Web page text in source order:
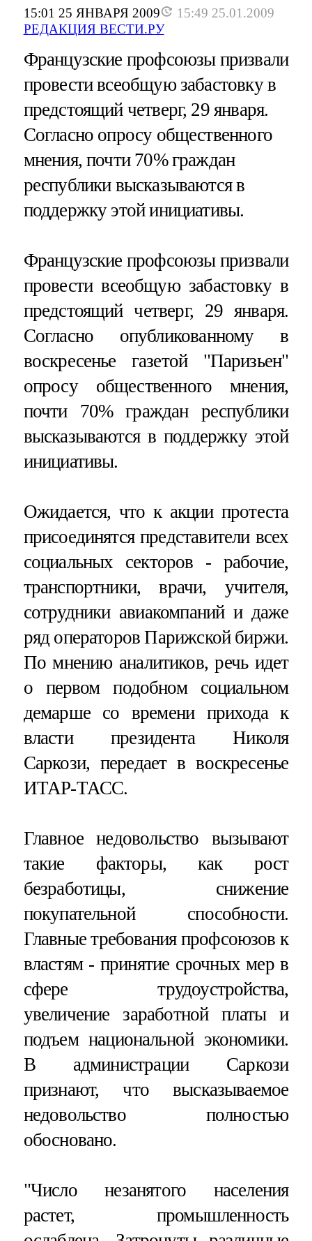
15:01 25 ЯНВАРЯ 2009
15:49 25.01.2009
РЕДАКЦИЯ ВЕСТИ.РУ
Французские профсоюзы призвали
провести всеобщую забастовку в
предстоящий четверг, 29 января.
Согласно опросу общественного
мнения, почти 70% граждан
республики высказываются в
поддержку этой инициативы.
Французские профсоюзы призвали
провести всеобщую забастовку в
предстоящий четверг, 29 января.
Согласно опубликованному в
воскресенье газетой "Паризьен"
опросу общественного мнения,
почти 70% граждан республики
высказываются в поддержку этой
инициативы.
Ожидается, что к акции протеста
присоединятся представители всех
социальных секторов - рабочие,
транспортники, врачи, учителя,
сотрудники авиакомпаний и даже
ряд операторов Парижской биржи.
По мнению аналитиков, речь идет
о первом подобном социальном
демарше со времени прихода к
власти президента Николя
Саркози, передает в воскресенье
ИТАР-ТАСС.
Главное недовольство вызывают
такие факторы, как рост
безработицы, снижение
покупательной способности.
Главные требования профсоюзов к
властям - принятие срочных мер в
сфере трудоустройства,
увеличение заработной платы и
подъем национальной экономики.
В администрации Саркози
признают, что высказываемое
недовольство полностью
обосновано.
"Число незанятого населения
растет, промышленность